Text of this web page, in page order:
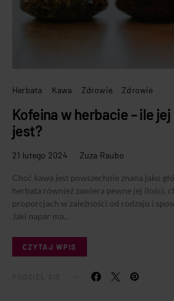
Herbata Kawa Zdrowie Zdrowie
Kofeina w herbacie – ile
jest?
21 lutego 2024 Zuza Raubo
Choć kawa jest powszechnie znana jako
herbata również zawiera pewne jej ilości,
proporcjach w zależności od rodzaju i
Jaki napar ma…
CZYTAJ WPIS